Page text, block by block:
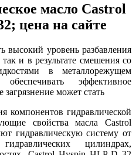
масло Castrol
цена на сайте
высокий уровень разбавления
и в результате смешения со
в металлорежущем
эффективное
может стать
компонентов гидравлической
свойства масла Castrol
гидравлическую систему от
цилиндрах,